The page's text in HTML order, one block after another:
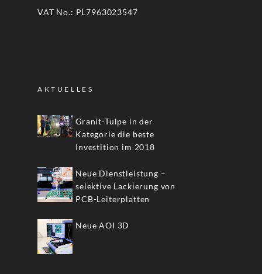
VAT No.: PL7963023547
AKTUELLES
Granit-Tulpe in der
Kategorie die beste
Investition im 2018
Neue Dienstleistung –
selektive Lackierung von
PCB-Leiterplatten
Neue AOI 3D